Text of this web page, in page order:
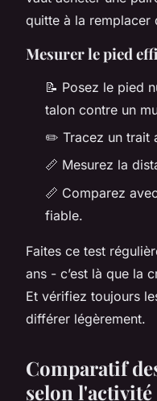
quitte à la remplacer
Mesurer le pied
📝 Posez le pied
talon contre un
✏️ Tracez un trait
📏 Mesurez la
📏 Comparez
fiable.
Faites ce test
ans - c’est là que la
Et vérifiez toujours
différer légèrement.
Comparatif
selon l'activité